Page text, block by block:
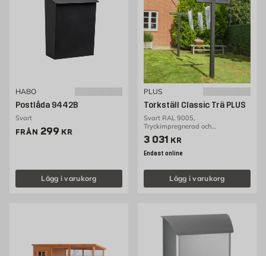
HABO
Postlåda 9442B
Svart
FRÅN Pris 299 kr
299 KR
Lägg i varukorg
PLUS
Torkställ Classic Trä PLUS
Svart RAL 9005,
Tryckimpregnerad och
grundmålad
Pris 3031 kr
3 031 KR
Endast online
Lägg i varukorg